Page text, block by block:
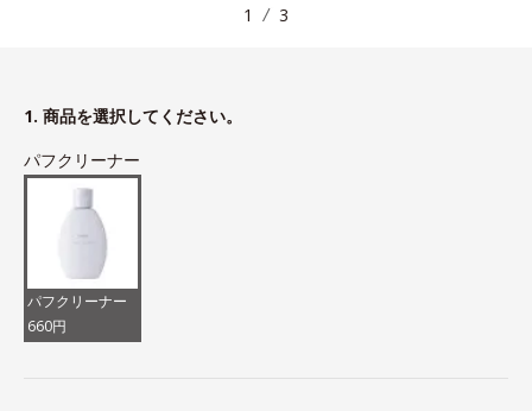
1 3
1. 商品を選択してください。
パフクリーナー
パフクリーナー
660円